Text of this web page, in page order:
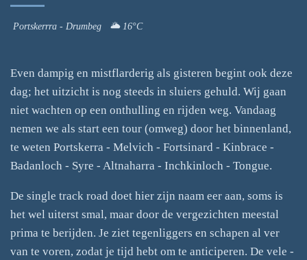
Portskerrra - Drumbeg 🌥 16°C
Even dampig en mistflarderig als gisteren begint ook deze
dag; het uitzicht is nog steeds in sluiers gehuld. Wij gaan
niet wachten op een onthulling en rijden weg. Vandaag
nemen we als start een tour (omweg) door het binnenland,
te weten Portskerra - Melvich - Fortsinard - Kinbrace -
Badanloch - Syre - Altnaharra - Inchkinloch - Tongue.
De single track road doet hier zijn naam eer aan, soms is
het wel uiterst smal, maar door de vergezichten meestal
prima te berijden. Je ziet tegenliggers en schapen al ver
van te voren, zodat je tijd hebt om te anticiperen. De vele -